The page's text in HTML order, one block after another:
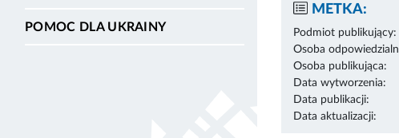
POMOC DLA UKRAINY
METKA:
Podmiot publikujący:
Osoba
Osoba publikująca:
Data wytworzenia:
Data publikacji:
Data aktualizacji: